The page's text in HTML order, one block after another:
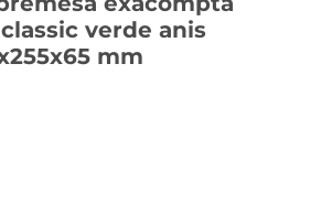
verde anis
mm